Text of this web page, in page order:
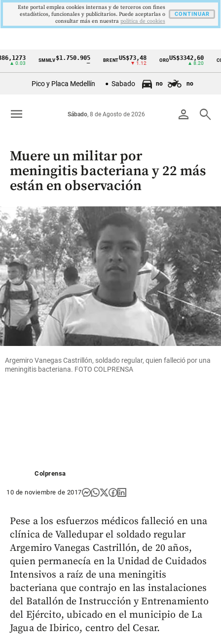
Cintillo
Colombia
SMMLV$1.750.905 BRENT US$73,48
▼ 1.12
ORO US$3342,60 COLCAP
Pico y Placa Medellín Sabado no no
person search
Sábado, 8 de Agosto de 2026
menu
Muere un militar por
meningitis bacteriana y 22 más
están en observación
Argemiro Vanegas Castrillón, soldado regular, quien falleció por una
meningitis bacteriana. FOTO COLPRENSA
Colprensa
10 de noviembre de 2017
Pese a los esfuerzos médicos falleció en una
clínica de Valledupar el soldado regular
Argemiro Vanegas Castrillón, de 20 años,
quien permanecía en la Unidad de Cuidados
Intensivos a raíz de una meningitis
bacteriana que contrajo en las instalaciones
del Batallón de Instrucción y Entrenamiento
del Ejército, ubicado en el municipio de La
Jagua de Ibirico, centro del Cesar.
Este portal emplea cookies internas y de terceros con fines
estadísticos, funcionales y publicitarios. Puede aceptarlas o
consultar más en nuestra politica de cookies
CONTINUAR